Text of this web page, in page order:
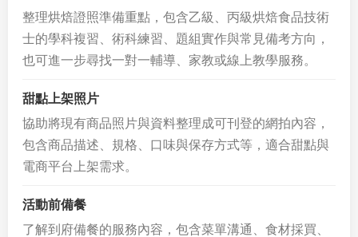
整理烘焙證照準備重點，包含乙級、丙級烘焙食品技術
士的學科複習、術科練習、題組實作與常見備考方向，
也可進一步尋找一對一輔導、家教或線上教學服務。
甜點上架照片
協助將現有商品照片與資料整理成可刊登的網拍內容，
包含商品描述、規格、口味與保存方式等，適合甜點與
電商平台上架需求。
活動前備餐
了解到府備餐的服務內容，包含菜單溝通、食材採買、